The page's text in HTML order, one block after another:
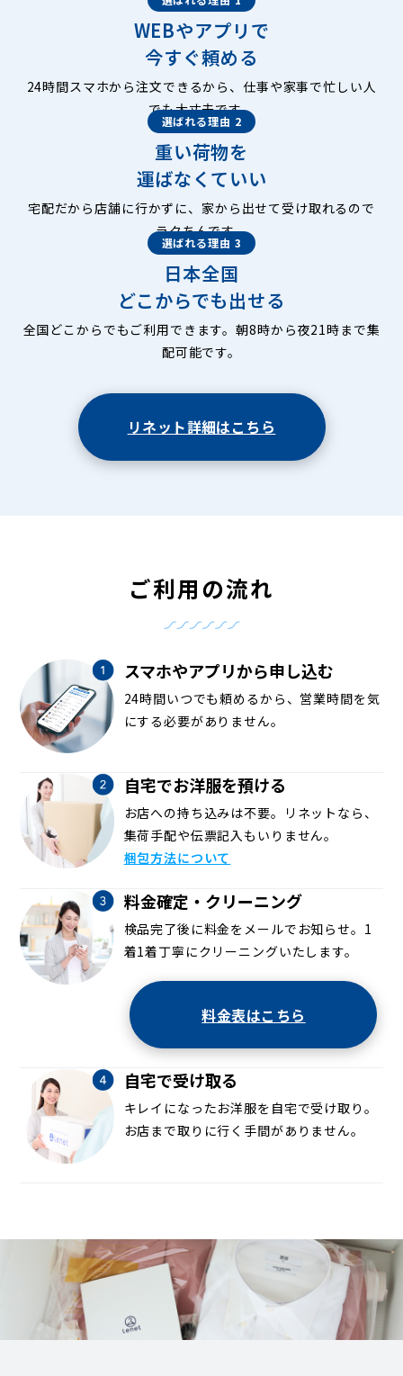
WEBやアプリで
今すぐ頼める
24時間スマホから注文できるから、仕事や家事で忙しい人
でも大丈夫です。
選ばれる理由 2
重い荷物を
運ばなくていい
宅配だから店舗に行かずに、家から出せて受け取れるので
ラクちんです。
選ばれる理由 3
日本全国
どこからでも出せる
全国どこからでもご利用できます。朝8時から夜21時まで集
配可能です。
リネット詳細はこちら
ご利用の流れ
スマホやアプリから申し込む
24時間いつでも頼めるから、営業時間を気
にする必要がありません。
自宅でお洋服を預ける
お店への持ち込みは不要。リネットなら、
集荷手配や伝票記入もいりません。
梱包方法について
料金確定・クリーニング
検品完了後に料金をメールでお知らせ。1
着1着丁寧にクリーニングいたします。
料金表はこちら
自宅で受け取る
キレイになったお洋服を自宅で受け取り。
お店まで取りに行く手間がありません。